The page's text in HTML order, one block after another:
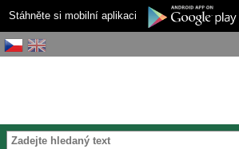
Stáhněte si mobilní aplikaci